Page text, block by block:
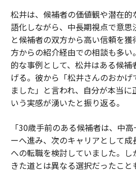
松井は、候補者の価値観や潜在
語化しながら、中長期視点で意
と候補者の双方から高い信頼を
方からの紹介経由での相談も多
的な事例として、松井はある候
げる。彼から「松井さんのおかげ
ました」と言われ、自分が本当に
いう実感が湧いたと振り返る。
「30歳手前のある候補者は、中
ーへ進み、次のキャリアとして成
への転職を検討していました。し
きた道とは異なる選択だったこ